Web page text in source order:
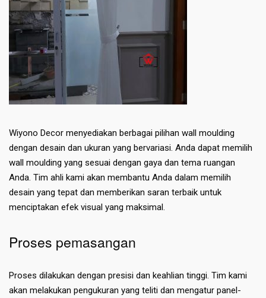
Wiyono Decor menyediakan berbagai pilihan wall moulding
dengan desain dan ukuran yang bervariasi. Anda dapat memilih
wall moulding yang sesuai dengan gaya dan tema ruangan
Anda. Tim ahli kami akan membantu Anda dalam memilih
desain yang tepat dan memberikan saran terbaik untuk
menciptakan efek visual yang maksimal.
Proses pemasangan
Proses dilakukan dengan presisi dan keahlian tinggi. Tim kami
akan melakukan pengukuran yang teliti dan mengatur panel-